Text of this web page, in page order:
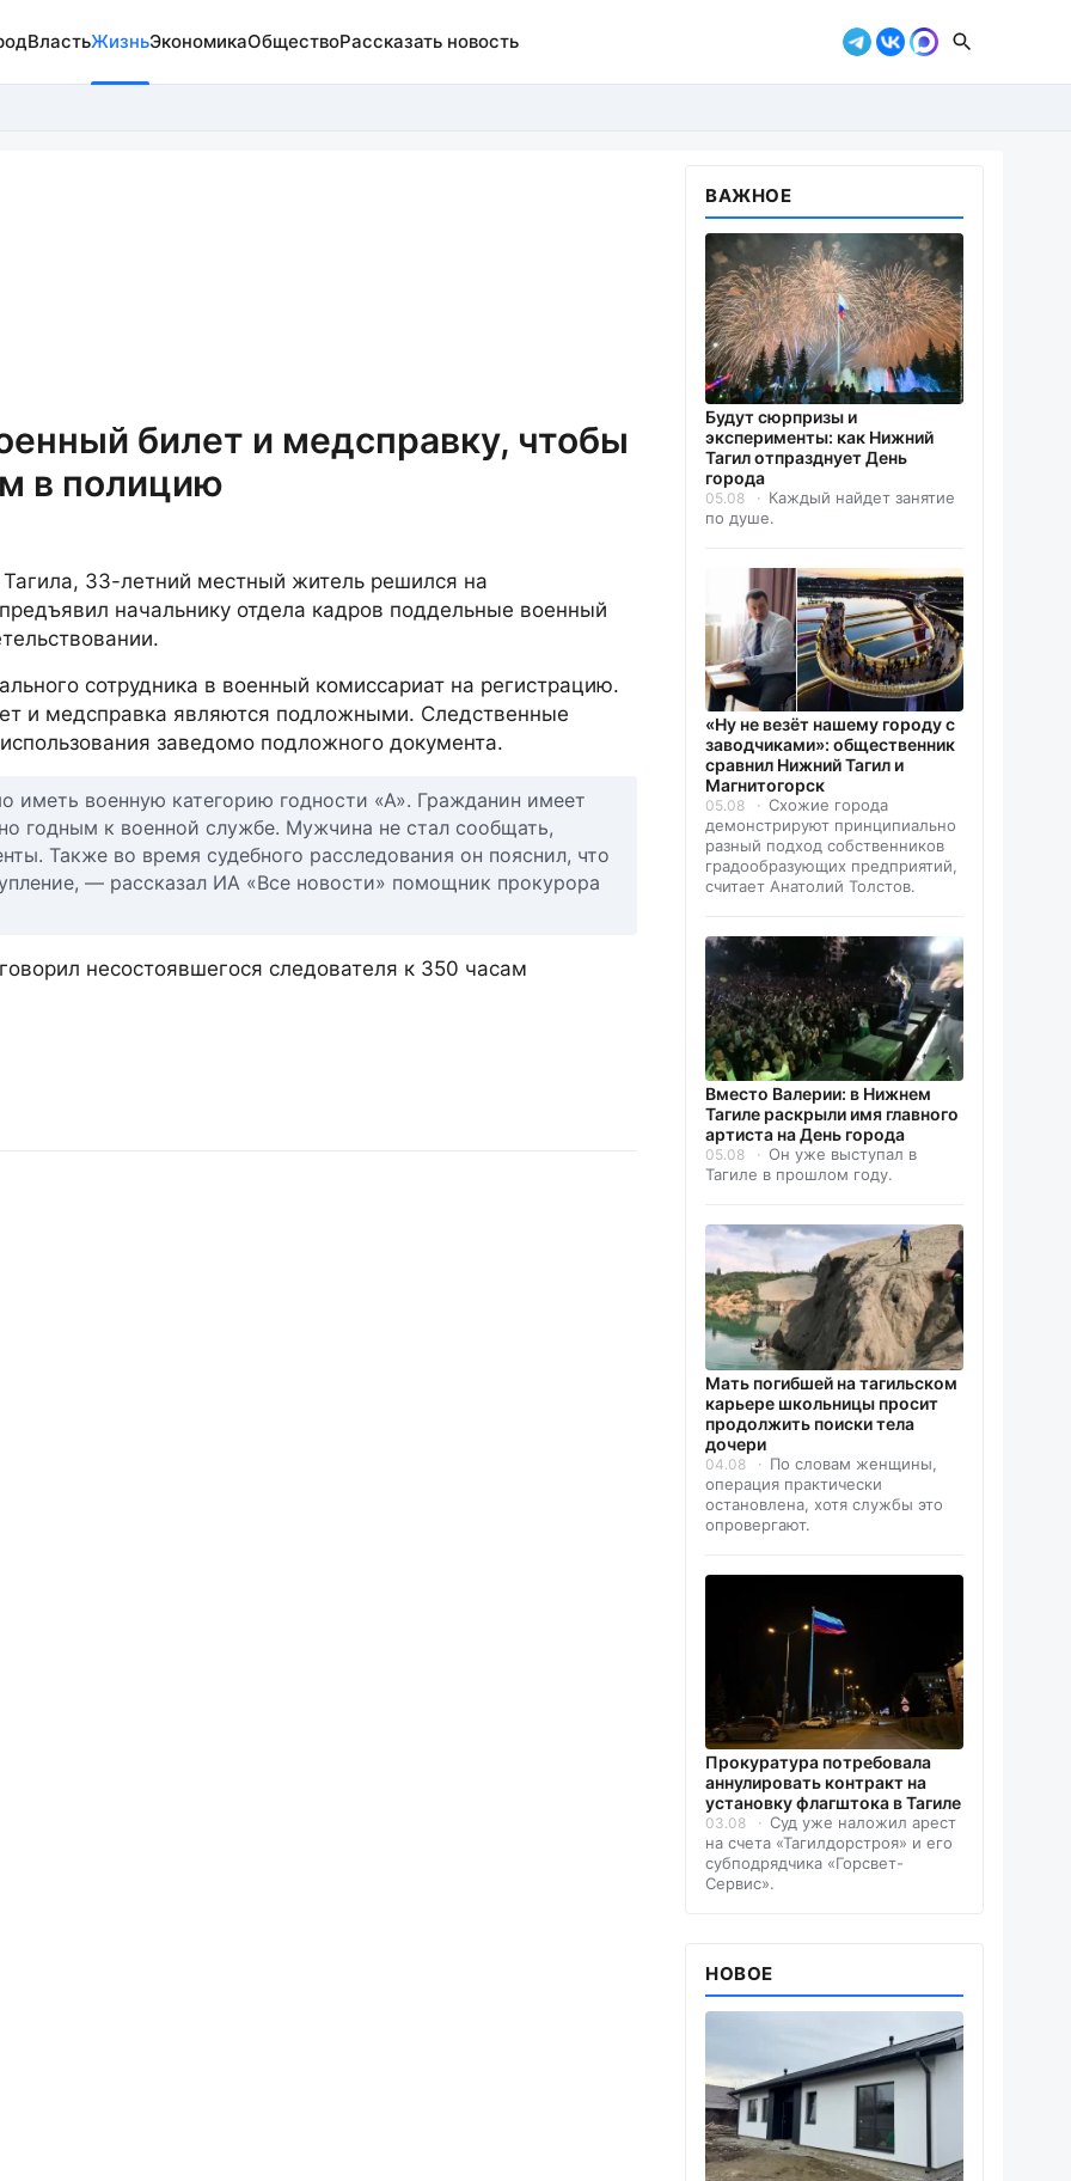
ВластьЖизньЭкономикаОбществоРассказать новость
билет и медсправку, чтобы
в полицию
33-летний местный житель решился на
начальнику отдела кадров поддельные военный
сотрудника в военный комиссариат на регистрацию.
и медсправка являются подложными. Следственные
заведомо подложного документа.
военную категорию годности «А». Гражданин имеет
годным к военной службе. Мужчина не стал сообщать,
Также во время судебного расследования он пояснил, что
— рассказал ИА «Все новости» помощник прокурора
несостоявшегося следователя к 350 часам
ВАЖНОЕ
Будут сюрпризы и
эксперименты: как Нижний
Тагил отпразднует День
города
05.08
Каждый найдет занятие
по душе.
«Ну не везёт нашему городу с
заводчиками»: общественник
сравнил Нижний Тагил и
Магнитогорск
05.08
Схожие города
демонстрируют принципиально
разный подход собственников
градообразующих предприятий,
считает Анатолий Толстов.
Вместо Валерии: в Нижнем
Тагиле раскрыли имя главного
артиста на День города
05.08
Он уже выступал в
Тагиле в прошлом году.
Мать погибшей на тагильском
карьере школьницы просит
продолжить поиски тела
дочери
04.08
По словам женщины,
операция практически
остановлена, хотя службы это
опровергают.
Прокуратура потребовала
аннулировать контракт на
установку флагштока в Тагиле
03.08
Суд уже наложил арест
на счета «Тагилдорстроя» и его
субподрядчика «Горсвет-
Сервис».
НОВОЕ